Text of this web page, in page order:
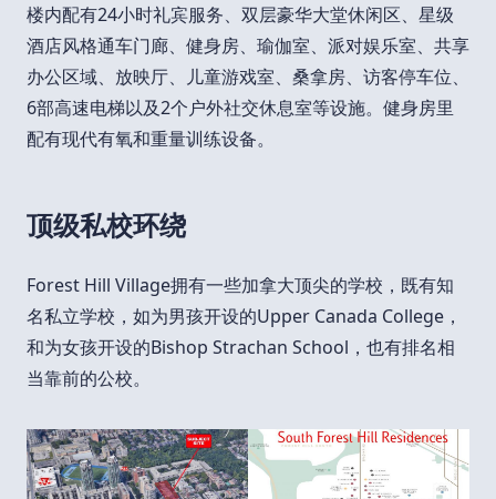
楼内配有24小时礼宾服务、双层豪华大堂休闲区、星级
酒店风格通车门廊、健身房、瑜伽室、派对娱乐室、共享
办公区域、放映厅、儿童游戏室、桑拿房、访客停车位、
6部高速电梯以及2个户外社交休息室等设施。健身房里
配有现代有氧和重量训练设备。
顶级私校环绕
Forest Hill Village拥有一些加拿大顶尖的学校，既有知
名私立学校，如为男孩开设的Upper Canada College，
和为女孩开设的Bishop Strachan School，也有排名相
当靠前的公校。